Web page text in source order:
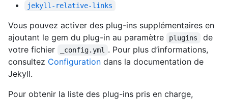
jekyll-relative-links
Vous pouvez activer des plug-ins supplémentaires en
ajoutant le gem du plug-in au paramètre
plugins
de
votre fichier
_config.yml
. Pour plus d’informations,
consultez Configuration dans la documentation de
Jekyll.
Pour obtenir la liste des plug-ins pris en charge,